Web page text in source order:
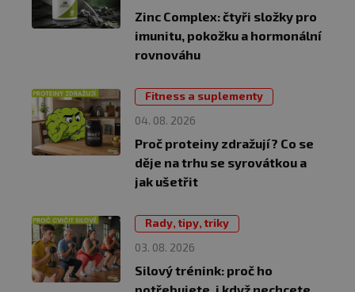
Zinc Complex: čtyři složky pro
imunitu, pokožku a hormonální
rovnováhu
04. 08. 2026
Fitness a suplementy
Proč proteiny zdražují? Co se
děje na trhu se syrovátkou a
jak ušetřit
03. 08. 2026
Rady, tipy, triky
Silový trénink: proč ho